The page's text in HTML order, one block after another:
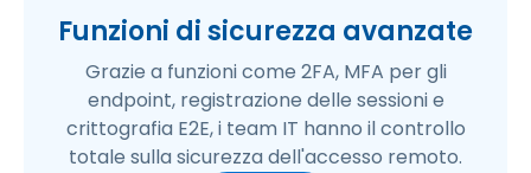
Funzioni di sicurezza avanzate
Grazie a funzioni come 2FA, MFA per gli
endpoint, registrazione delle sessioni e
crittografia E2E, i team IT hanno il controllo
totale sulla sicurezza dell'accesso remoto.